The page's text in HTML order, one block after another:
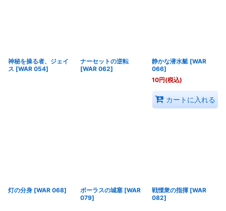
神秘を操る者、ジェイ
ス [WAR 054]
ナーセットの逆転
[WAR 062]
静かな潜水艇 [WAR
066]
10円(税込)
カートに入れる
灯の分身 [WAR 068] ボーラスの城塞 [WAR
079]
戦慄衆の指揮 [WAR
082]